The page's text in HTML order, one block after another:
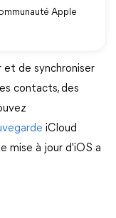
Apple
et de synchroniser
contacts, des
iCloud
mise à jour d'iOS a